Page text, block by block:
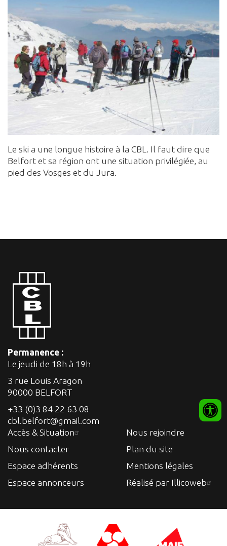
Le ski a une longue histoire à la CBL. Il faut dire que
Belfort et sa région ont une situation privilégiée, au
pied des Vosges et du Jura.
Permanence :
Le jeudi de 18h à 19h
3 rue Louis Aragon
90000 BELFORT
+33 (0)3 84 22 63 08
cbl.belfort@gmail.com
Accès & Situation
Nous contacter
Espace adhérents
Espace annonceurs
Nous rejoindre
Plan du site
Mentions légales
Réalisé par Illicoweb